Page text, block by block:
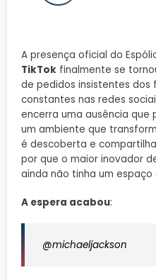
A presença oficial do
TikTok finalmente se
de pedidos insistentes dos
constantes nas redes
encerra uma ausência que
um ambiente que
é descoberta e
por que o maior inovador
ainda não tinha um espaço
A espera acabou:
@michaeljackson